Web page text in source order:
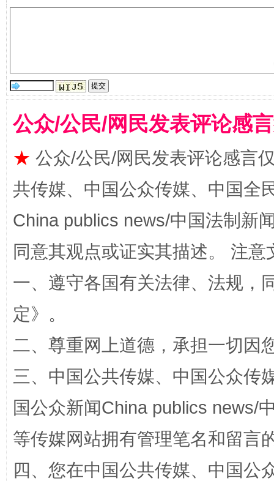
“刷贴”乱象丛生
生
揭批美国五大"原罪" "
解纷+调解+退费，一次搞定
公众/公民/网民发表评论感
★ 公众/公民/网民发表评论感言
共传媒、中国公众传媒、中国全
China publics news/中国法制新
同意其观点或证实其描述。 注
一、遵守各国有关法律、法规，
定》。
二、尊重网上道德，承担一切因
三、中国公共传媒、中国公众传
国公众新闻China publics news/
等传媒网站拥有管理笔名和留言
四、您在中国公共传媒、中国公